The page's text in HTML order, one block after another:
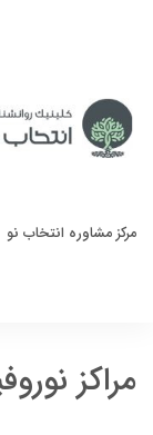
مرکز مشاوره انتخاب نو
مراکز